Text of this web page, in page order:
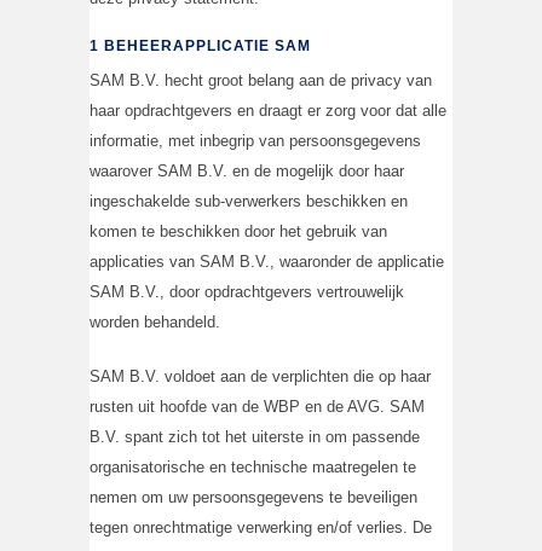
1 BEHEERAPPLICATIE SAM
SAM B.V. hecht groot belang aan de privacy van
haar opdrachtgevers en draagt er zorg voor dat alle
informatie, met inbegrip van persoonsgegevens
waarover SAM B.V. en de mogelijk door haar
ingeschakelde sub-verwerkers beschikken en
komen te beschikken door het gebruik van
applicaties van SAM B.V., waaronder de applicatie
SAM B.V., door opdrachtgevers vertrouwelijk
worden behandeld.
SAM B.V. voldoet aan de verplichten die op haar
rusten uit hoofde van de WBP en de AVG. SAM
B.V. spant zich tot het uiterste in om passende
organisatorische en technische maatregelen te
nemen om uw persoonsgegevens te beveiligen
tegen onrechtmatige verwerking en/of verlies. De